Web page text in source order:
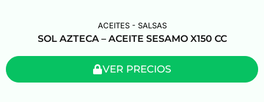
ACEITES - SALSAS
SOL AZTECA – ACEITE SESAMO X150 CC
VER PRECIOS